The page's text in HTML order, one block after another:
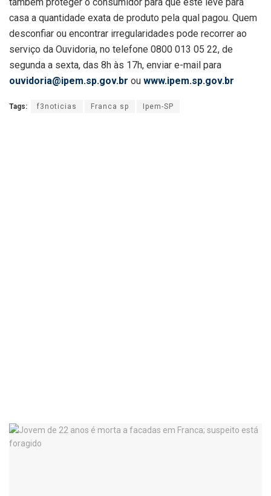
casa a quantidade exata de produto pela qual pagou. Quem
desconfiar ou encontrar irregularidades pode recorrer ao
serviço da Ouvidoria, no telefone 0800 013 05 22, de
segunda a sexta, das 8h às 17h, enviar e-mail para
ouvidoria@ipem.sp.gov.br ou www.ipem.sp.gov.br
Tags: f3noticias Franca sp Ipem-SP